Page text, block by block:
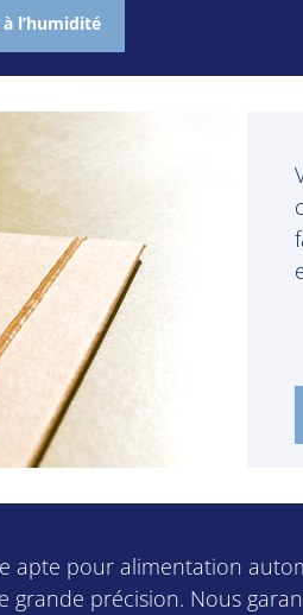
l’humidité
apte pour alimentation
grande précision. Nous